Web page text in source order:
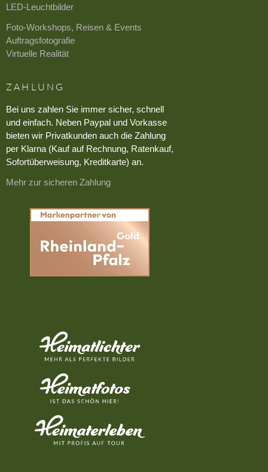
LED-Leuchtbilder
Foto-Workshops, Reisen & Events
Auftragsfotografie
Virtuelle Realität
ZAHLUNG
Bei uns zahlen Sie immer sicher, schnell
und einfach. Neben Paypal und Vorkasse
bieten wir Privatkunden auch die Zahlung
per Klarna (Kauf auf Rechnung, Ratenkauf,
Sofortüberweisung, Kreditkarte) an.
Mehr zur sicheren Zahlung